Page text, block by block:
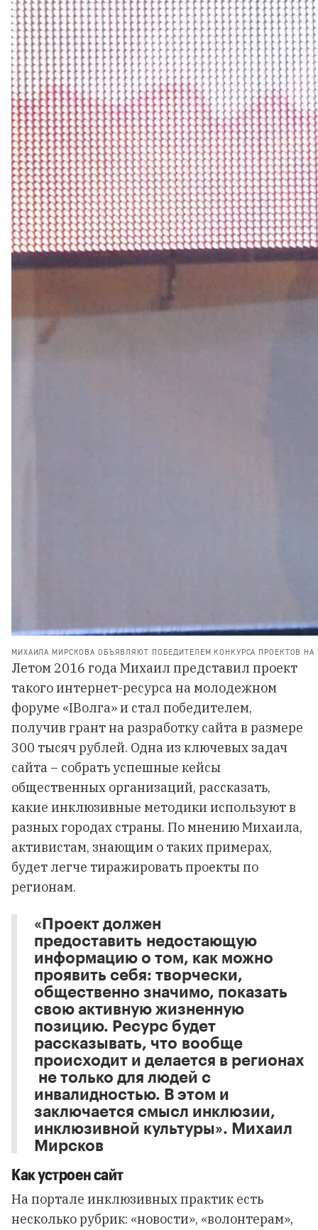
МИХАИЛА МИРСКОВА ОБЪЯВЛЯЮТ ПОБЕДИТЕЛЕМ КОНКУРСА ПРОЕКТОВ
Летом 2016 года Михаил представил проект
такого интернет-ресурса на молодежном
форуме «IВолга» и стал победителем,
получив грант на разработку сайта в размере
300 тысяч рублей. Одна из ключевых задач
сайта – собрать успешные кейсы
общественных организаций, рассказать,
какие инклюзивные методики используют в
разных городах страны. По мнению Михаила,
активистам, знающим о таких примерах,
будет легче тиражировать проекты по
регионам.
«Проект должен
предоставить недостающую
информацию о том, как можно
проявить себя: творчески,
общественно значимо, показать
свою активную жизненную
позицию. Ресурс будет
рассказывать, что вообще
происходит и делается в регионах
не только для людей с
инвалидностью. В этом и
заключается смысл инклюзии,
инклюзивной культуры». Михаил
Мирсков
Как устроен сайт
На портале инклюзивных практик есть
несколько рубрик: «новости», «волонтерам»,